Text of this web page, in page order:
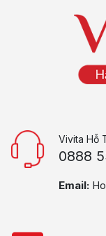
Vivita Hỗ
0888
Email: